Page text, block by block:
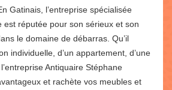
Gatinais, l’entreprise spécialisée
est réputée pour son sérieux et son
le domaine de débarras. Qu’il
individuelle, d’un appartement, d’une
Antiquaire Stéphane
et rachète vos meubles et